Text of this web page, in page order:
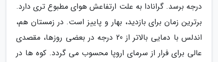
درجه برسد. گرانادا به علت ارتفاعش هوای مطبوع تری دارد.
برترین زمان برای بازدید، بهار و پاییز است. در زمستان هم،
اندلس با دمایی بالاتر از 20 درجه در بعضی روزها، مقصدی
عالی برای فرار از سرمای اروپا محسوب می گردد. کوه ها در